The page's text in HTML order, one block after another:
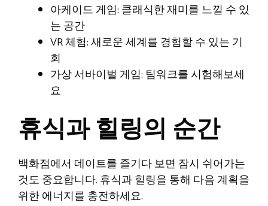
아케이드 게임: 클래식한 재미를 느낄 수 있
는 공간
VR 체험: 새로운 세계를 경험할 수 있는 기
회
가상 서바이벌 게임: 팀워크를 시험해보세
요
휴식과 힐링의 순간
백화점에서 데이트를 즐기다 보면 잠시 쉬어가는
것도 중요합니다. 휴식과 힐링을 통해 다음 계획을
위한 에너지를 충전하세요.